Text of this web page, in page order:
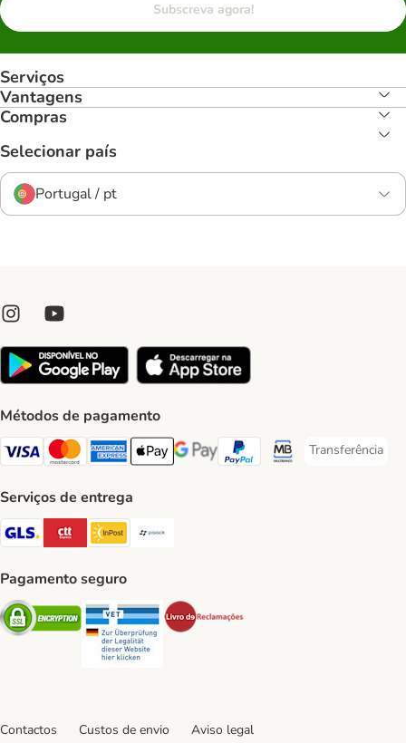
Subscreva agora!
Serviços
Vantagens
Compras
Selecionar país
Portugal / pt
Métodos de pagamento
Visa Payment Method
Mastercard Payment Method
American Express Payment Method
Apple Pay Payment Method
Google Pay Payment Method
PayPal Payment Method
Multibanco Payment
Transferência
Transferência
Serviços de entrega
GLS Shipping Method
CTTExpress Shipping Method
InPost Shipping Method
Pagamento seguro
Security Security
Contactos Custos de envio Aviso legal